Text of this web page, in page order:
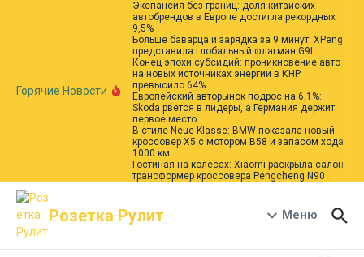
Горячие Новости
Экспансия без границ: доля китайских
автобрендов в Европе достигла рекордных
9,5%
Больше баварца и зарядка за 9 минут: XPeng
представила глобальный флагман G9L
Конец эпохи субсидий: проникновение авто
на новых источниках энергии в КНР
превысило 64%
Европейский авторынок подрос на 6,1%:
Skoda рвется в лидеры, а Германия держит
первое место
В стиле Neue Klasse: BMW показала новый
кроссовер X5 с мотором B58 и запасом хода
1000 км
Гостиная на колесах: Xiaomi раскрыла салон-
трансформер кроссовера Pengcheng N90
Розетка Рулит Меню